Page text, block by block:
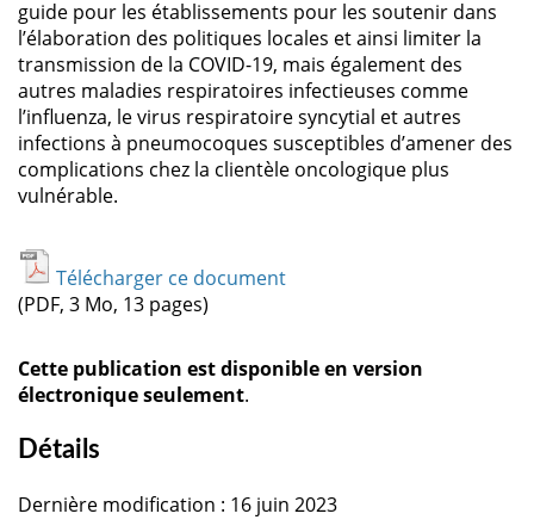
guide pour les établissements pour les soutenir dans
l’élaboration des politiques locales et ainsi limiter la
transmission de la COVID-19, mais également des
autres maladies respiratoires infectieuses comme
l’influenza, le virus respiratoire syncytial et autres
infections à pneumocoques susceptibles d’amener des
complications chez la clientèle oncologique plus
vulnérable.
Télécharger ce document
(PDF, 3 Mo, 13 pages)
Cette publication est disponible en version
électronique seulement.
Détails
Dernière modification : 16 juin 2023